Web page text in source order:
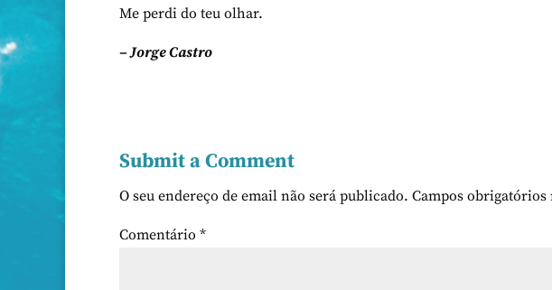
Me perdi do teu olhar.
– Jorge Castro
Submit a Comment
O seu endereço de email não será publicado. Campos obrigatórios
Comentário *